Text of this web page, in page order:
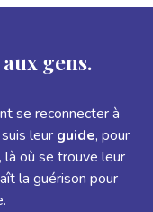
gens.
se reconnecter à
leur guide, pour
là où se trouve leur
la guérison pour